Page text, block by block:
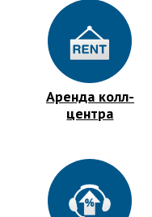
Аренда колл-
центра